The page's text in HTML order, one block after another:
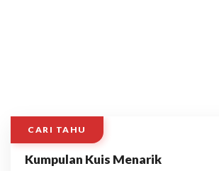
CARI TAHU
Kumpulan Kuis Menarik